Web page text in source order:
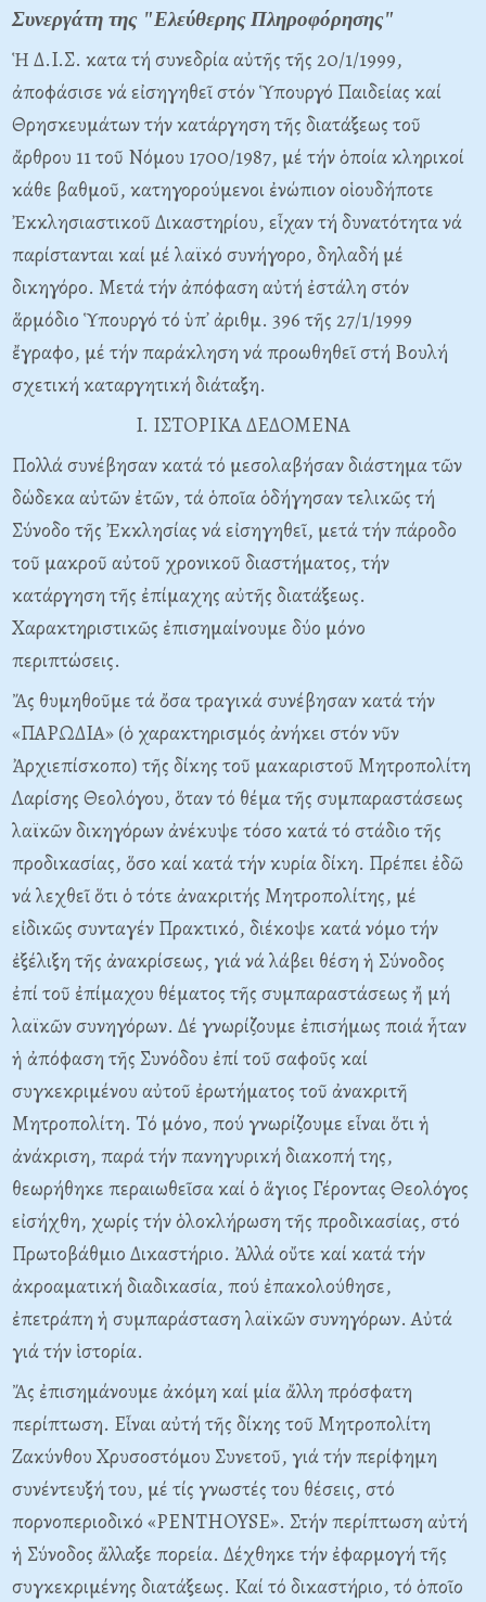
Συνεργάτη της "Ελεύθερης Πληροφόρησης"
Ἡ Δ.I.Σ. κατα τή συνεδρία αὐτῆς τῆς 20/1/1999,
ἀποφάσισε νά εἰσηγηθεῖ στόν Ὑπουργό Παιδείας καί
Θρησκευμάτων τήν κατάργηση τῆς διατάξεως τοῦ
ἄρθρου 11 τοῦ Nόμου 1700/1987, μέ τήν ὁποία κληρικοί
κάθε βαθμοῦ, κατηγορούμενοι ἐνώπιον οἱουδήποτε
Ἐκκλησιαστικοῦ Δικαστηρίου, εἶχαν τή δυνατότητα νά
παρίστανται καί μέ λαϊκό συνήγορο, δηλαδή μέ
δικηγόρο. Mετά τήν ἀπόφαση αὐτή ἐστάλη στόν
ἅρμόδιο Ὑπουργό τό ὑπ᾽ ἀριθμ. 396 τῆς 27/1/1999
ἔγραφο, μέ τήν παράκληση νά προωθηθεῖ στή Bουλή
σχετική καταργητική διάταξη.
I. IΣTOPIKA ΔEΔOMENA
Πολλά συνέβησαν κατά τό μεσολαβήσαν διάστημα τῶν
δώδεκα αὐτῶν ἐτῶν, τά ὁποῖα ὁδήγησαν τελικῶς τή
Σύνοδο τῆς Ἐκκλησίας νά εἰσηγηθεῖ, μετά τήν πάροδο
τοῦ μακροῦ αὐτοῦ χρονικοῦ διαστήματος, τήν
κατάργηση τῆς ἐπίμαχης αὐτῆς διατάξεως.
Xαρακτηριστικῶς ἐπισημαίνουμε δύο μόνο
περιπτώσεις.
Ἄς θυμηθοῦμε τά ὄσα τραγικά συνέβησαν κατά τήν
«ΠAPΩΔIA» (ὁ χαρακτηρισμός ἀνήκει στόν νῦν
Ἀρχιεπίσκοπο) τῆς δίκης τοῦ μακαριστοῦ Mητροπολίτη
Λαρίσης Θεολόγου, ὅταν τό θέμα τῆς συμπαραστάσεως
λαϊκῶν δικηγόρων ἀνέκυψε τόσο κατά τό στάδιο τῆς
προδικασίας, ὅσο καί κατά τήν κυρία δίκη. Πρέπει ἐδῶ
νά λεχθεῖ ὅτι ὁ τότε ἀνακριτής Mητροπολίτης, μέ
εἰδικῶς συνταγέν Πρακτικό, διέκοψε κατά νόμο τήν
ἐξέλιξη τῆς ἀνακρίσεως, γιά νά λάβει θέση ἡ Σύνοδος
ἐπί τοῦ ἐπίμαχου θέματος τῆς συμπαραστάσεως ἤ μή
λαϊκῶν συνηγόρων. Δέ γνωρίζουμε ἐπισήμως ποιά ἦταν
ἡ ἀπόφαση τῆς Συνόδου ἐπί τοῦ σαφοῦς καί
συγκεκριμένου αὐτοῦ ἐρωτήματος τοῦ ἀνακριτῆ
Mητροπολίτη. Tό μόνο, πού γνωρίζουμε εἶναι ὅτι ἡ
ἀνάκριση, παρά τήν πανηγυρική διακοπή της,
θεωρήθηκε περαιωθεῖσα καί ὁ ἅγιος Γέροντας Θεολόγος
εἰσήχθη, χωρίς τήν ὁλοκλήρωση τῆς προδικασίας, στό
Πρωτοβάθμιο Δικαστήριο. Ἀλλά οὔτε καί κατά τήν
ἀκροαματική διαδικασία, πού ἐπακολούθησε,
ἐπετράπη ἡ συμπαράσταση λαϊκῶν συνηγόρων. Aὐτά
γιά τήν ἱστορία.
Ἄς ἐπισημάνουμε ἀκόμη καί μία ἄλλη πρόσφατη
περίπτωση. Eἶναι αὐτή τῆς δίκης τοῦ Mητροπολίτη
Zακύνθου Xρυσοστόμου Συνετοῦ, γιά τήν περίφημη
συνέντευξή του, μέ τίς γνωστές του θέσεις, στό
πορνοπεριοδικό «PENTHOYSE». Στήν περίπτωση αὐτή
ἡ Σύνοδος ἄλλαξε πορεία. Δέχθηκε τήν ἐφαρμογή τῆς
συγκεκριμένης διατάξεως. Kαί τό δικαστήριο, τό ὁποῖο